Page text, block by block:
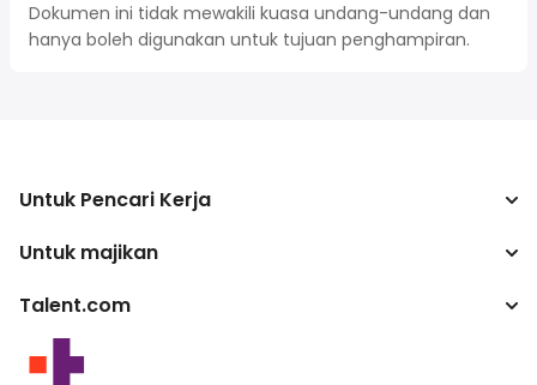
Dokumen ini tidak mewakili kuasa undang-undang dan
hanya boleh digunakan untuk tujuan penghampiran.
Untuk Pencari Kerja
Cari Pekerjaan
Untuk majikan
Perusahaan
program penerbit
Talent.com
Lebih banyak negara